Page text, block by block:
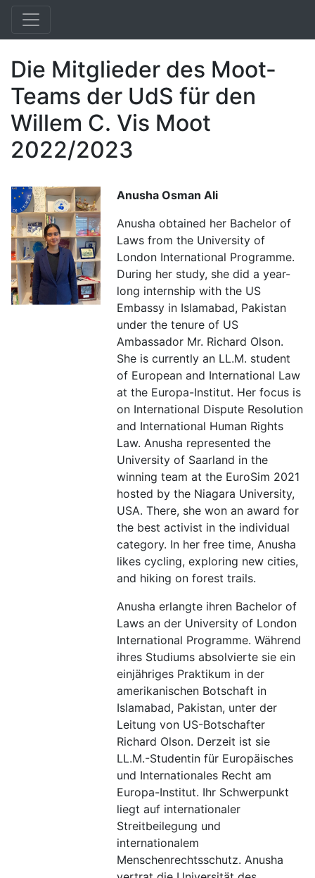
Die Mitglieder des Moot-
Teams der UdS für den
Willem C. Vis Moot
2022/2023
Anusha Osman Ali
Anusha obtained her Bachelor of
Laws from the University of
London International Programme.
During her study, she did a year-
long internship with the US
Embassy in Islamabad, Pakistan
under the tenure of US
Ambassador Mr. Richard Olson.
She is currently an LL.M. student
of European and International Law
at the Europa-Institut. Her focus is
on International Dispute Resolution
and International Human Rights
Law. Anusha represented the
University of Saarland in the
winning team at the EuroSim 2021
hosted by the Niagara University,
USA. There, she won an award for
the best activist in the individual
category. In her free time, Anusha
likes cycling, exploring new cities,
and hiking on forest trails.
Anusha erlangte ihren Bachelor of
Laws an der University of London
International Programme. Während
ihres Studiums absolvierte sie ein
einjähriges Praktikum in der
amerikanischen Botschaft in
Islamabad, Pakistan, unter der
Leitung von US-Botschafter
Richard Olson. Derzeit ist sie
LL.M.-Studentin für Europäisches
und Internationales Recht am
Europa-Institut. Ihr Schwerpunkt
liegt auf internationaler
Streitbeilegung und
internationalem
Menschenrechtsschutz. Anusha